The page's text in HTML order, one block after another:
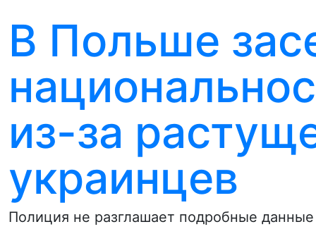
В Польше
из-за
украинцев
Полиция не разглашает подробные